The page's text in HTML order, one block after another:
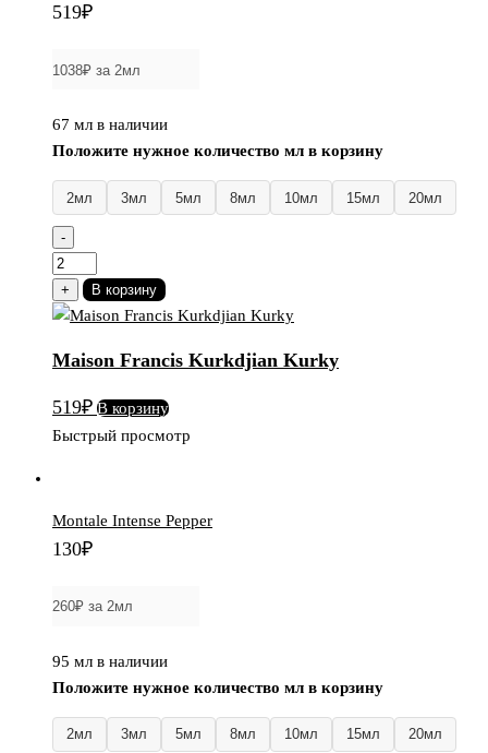
519₽
67 мл в наличии
Положите нужное количество мл в корзину
2мл 3мл 5мл 8мл 10мл 15мл 20мл
-
Количество
товара
Maison
Kurkdjian
+ В корзину
Maison Francis Kurkdjian Kurky
519₽ В корзину
Быстрый просмотр
Montale Intense Pepper
130₽
95 мл в наличии
Положите нужное количество мл в корзину
2мл 3мл 5мл 8мл 10мл 15мл 20мл